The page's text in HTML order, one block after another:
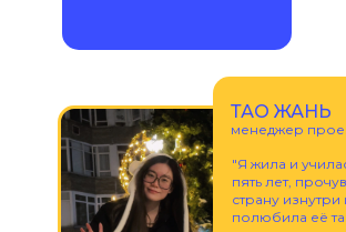
ТАО ЖАНЬ
менеджер
"Я жила и
пять лет,
страну изнутри
полюбила её